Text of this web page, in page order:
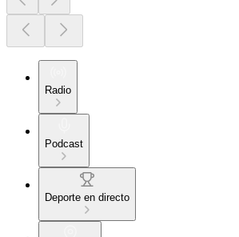
Radio
Podcast
Deporte en directo